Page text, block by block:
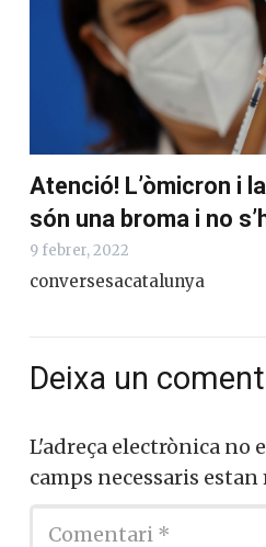
Atenció! L’òmicron i
són una broma i no
9 febrer, 2022
conversesacatalunya
Deixa un
L'adreça electrònica no
camps necessaris estan